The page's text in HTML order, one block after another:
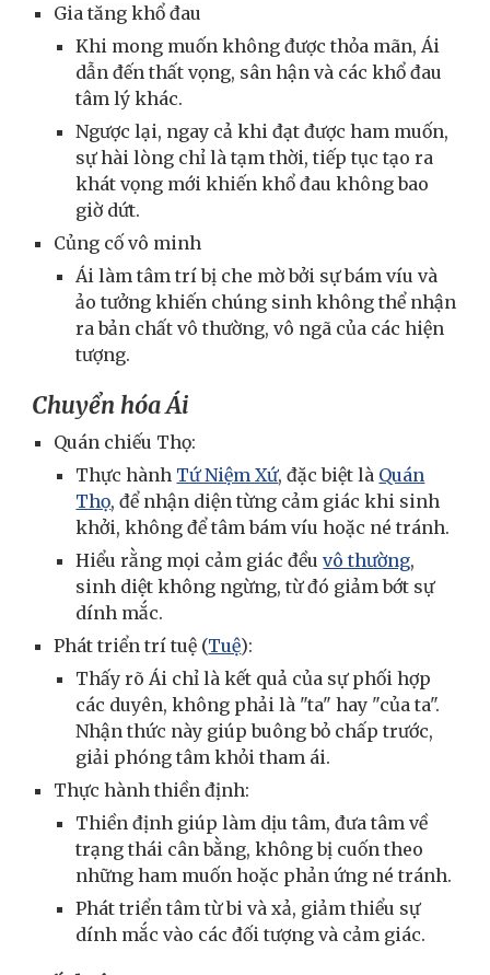
Gia tăng khổ đau
Khi mong muốn không được thỏa mãn, Ái
dẫn đến thất vọng, sân hận và các khổ đau
tâm lý khác.
Ngược lại, ngay cả khi đạt được ham muốn,
sự hài lòng chỉ là tạm thời, tiếp tục tạo ra
khát vọng mới khiến khổ đau không bao
giờ dứt.
Củng cố vô minh
Ái làm tâm trí bị che mờ bởi sự bám víu và
ảo tưởng khiến chúng sinh không thể nhận
ra bản chất vô thường, vô ngã của các hiện
tượng.
Chuyển hóa Ái
Quán chiếu Thọ:
Thực hành Tứ Niệm Xứ, đặc biệt là Quán
Thọ, để nhận diện từng cảm giác khi sinh
khởi, không để tâm bám víu hoặc né tránh.
Hiểu rằng mọi cảm giác đềuvô thường,
sinh diệt không ngừng, từ đó giảm bớt sự
dính mắc.
Phát triển trí tuệ (Tuệ):
Thấy rõ Ái chỉ là kết quả của sự phối hợp
các duyên, không phải là "ta" hay "của ta".
Nhận thức này giúp buông bỏ chấp trước,
giải phóng tâm khỏi tham ái.
Thực hành thiền định:
Thiền định giúp làm dịu tâm, đưa tâm về
trạng thái cân bằng, không bị cuốn theo
những ham muốn hoặc phản ứng né tránh.
Phát triển tâm từ bi và xả, giảm thiểu sự
dính mắc vào các đối tượng và cảm giác.